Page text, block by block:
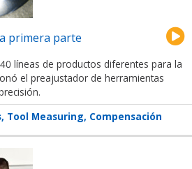
primera parte
líneas de productos diferentes para la
el preajustador de herramientas
Tool Measuring Compensación